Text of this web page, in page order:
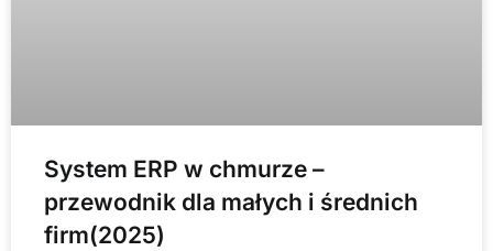
System ERP w chmurze –
przewodnik dla małych i średnich
firm(2025)